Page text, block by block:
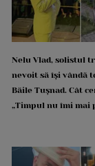
Nelu Vlad, solistul
nevoit să își vândă
Băile Tușnad. Cât
„Timpul nu îmi mai